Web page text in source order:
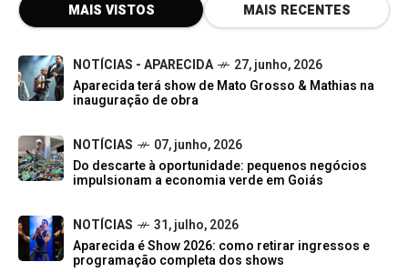
MAIS VISTOS MAIS RECENTES
NOTÍCIAS - APARECIDA
27, junho, 2026
Aparecida terá show de Mato Grosso & Mathias na
inauguração de obra
NOTÍCIAS
07, junho, 2026
Do descarte à oportunidade: pequenos negócios
impulsionam a economia verde em Goiás
NOTÍCIAS
31, julho, 2026
Aparecida é Show 2026: como retirar ingressos e
programação completa dos shows